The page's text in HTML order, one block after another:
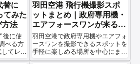
替に
てみた
方法
後に使
べる方
てレポ
羽田空港 飛行機撮影スポ
ットまとめ｜政府専用機・
エアフォースワンが来る場
所も解説
羽田空港で政府専用機やエアフォ
ースワンを撮影できるスポットを
手軽に楽しめる場所を中心にまと
めました。